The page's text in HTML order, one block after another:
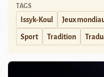
TAGS
Issyk-Koul Jeux
Sport Tradition